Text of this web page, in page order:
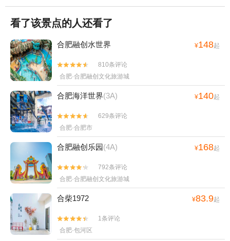
看了该景点的人还看了
合肥融创水世界 ¥148起


810条评论
合肥·合肥融创文化旅游城
合肥海洋世界(3A) ¥140起


629条评论
合肥·合肥市
合肥融创乐园(4A) ¥168起


792条评论
合肥·合肥融创文化旅游城
合柴1972 ¥83.9起


1条评论
合肥·包河区